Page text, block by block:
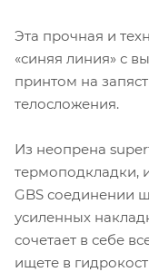
Эта прочная и
«синяя линия» с
принтом на
телосложения.
Из неопрена
термоподкладки,
GBS соединении
усиленных
сочетает в себе
ищете в